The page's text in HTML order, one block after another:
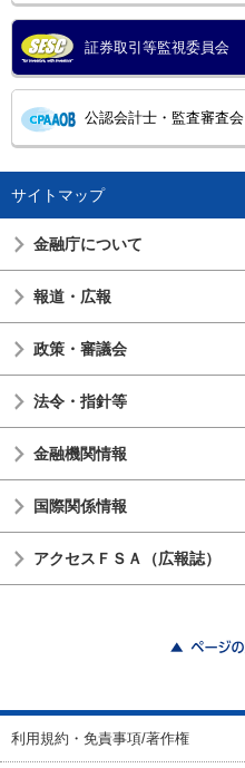
証券取引等監視委員会
公認会計士・監査審査会
サイトマップ
金融庁について
報道・広報
政策・審議会
法令・指針等
金融機関情報
国際関係情報
アクセスＦＳＡ（広報誌）
利用規約・免責事項/著作権